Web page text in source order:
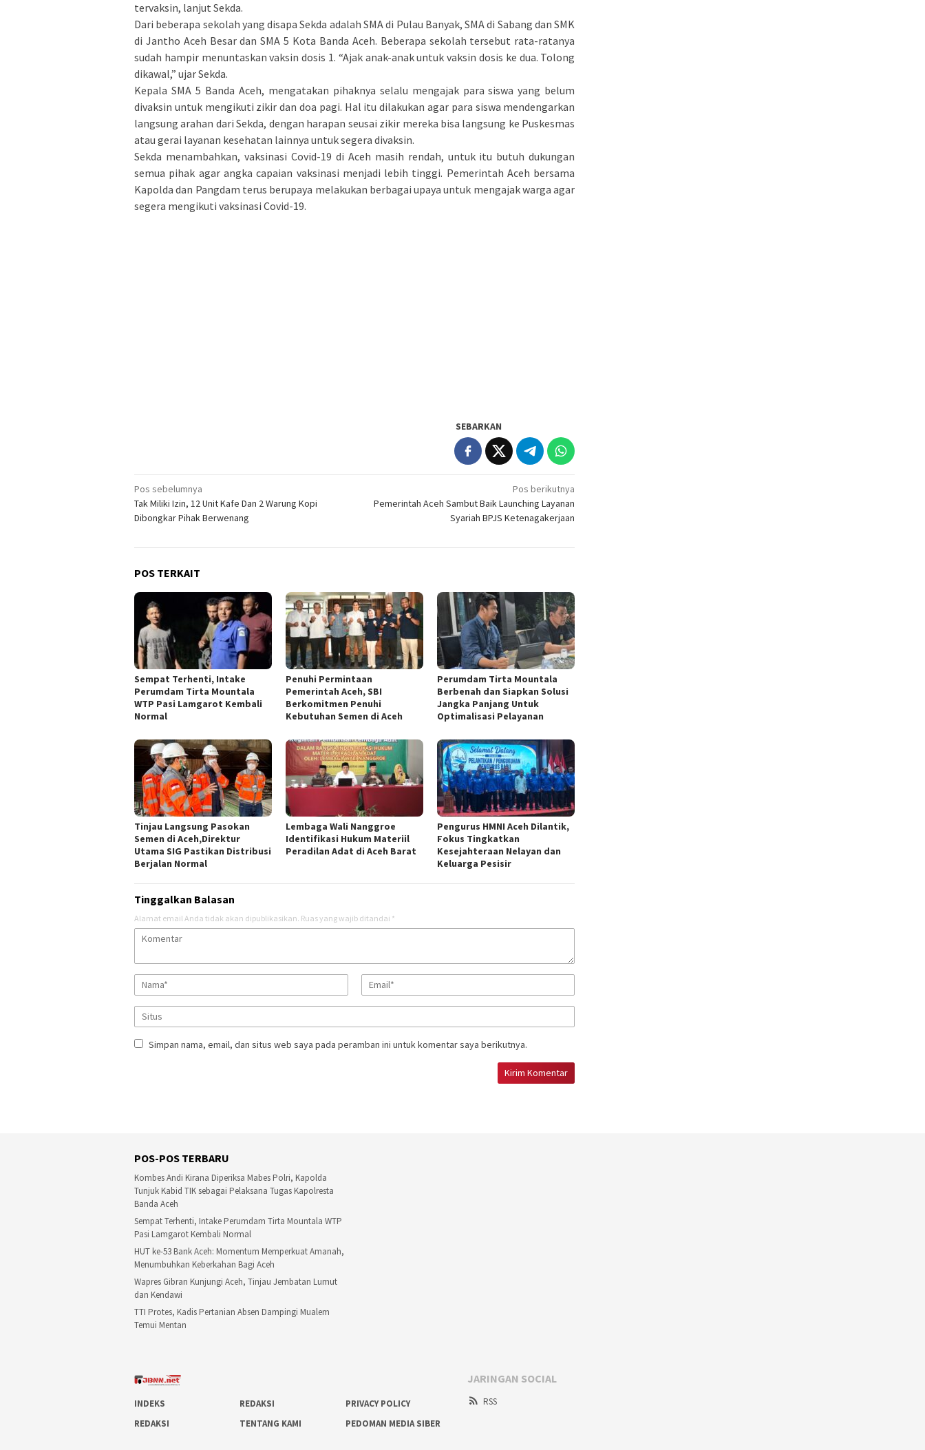
tervaksin, lanjut Sekda.
Dari beberapa sekolah yang disapa Sekda adalah SMA di Pulau Banyak, SMA di Sabang dan SMK
di Jantho Aceh Besar dan SMA 5 Kota Banda Aceh. Beberapa sekolah tersebut rata-ratanya
sudah hampir menuntaskan vaksin dosis 1. “Ajak anak-anak untuk vaksin dosis ke dua. Tolong
dikawal,” ujar Sekda.
Kepala SMA 5 Banda Aceh, mengatakan pihaknya selalu mengajak para siswa yang belum
divaksin untuk mengikuti zikir dan doa pagi. Hal itu dilakukan agar para siswa mendengarkan
langsung arahan dari Sekda, dengan harapan seusai zikir mereka bisa langsung ke Puskesmas
atau gerai layanan kesehatan lainnya untuk segera divaksin.
Sekda menambahkan, vaksinasi Covid-19 di Aceh masih rendah, untuk itu butuh dukungan
semua pihak agar angka capaian vaksinasi menjadi lebih tinggi. Pemerintah Aceh bersama
Kapolda dan Pangdam terus berupaya melakukan berbagai upaya untuk mengajak warga agar
segera mengikuti vaksinasi Covid-19.
SEBARKAN
Navigasi
pos
Pos sebelumnya
Tak Miliki Izin, 12 Unit Kafe Dan 2 Warung Kopi
Dibongkar Pihak Berwenang
Pos berikutnya
Pemerintah Aceh Sambut Baik Launching Layanan
Syariah BPJS Ketenagakerjaan
POS TERKAIT
Sempat Terhenti, Intake
Perumdam Tirta Mountala
WTP Pasi Lamgarot Kembali
Normal
Penuhi Permintaan
Pemerintah Aceh, SBI
Berkomitmen Penuhi
Kebutuhan Semen di Aceh
Perumdam Tirta Mountala
Berbenah dan Siapkan Solusi
Jangka Panjang Untuk
Optimalisasi Pelayanan
Tinjau Langsung Pasokan
Semen di Aceh,Direktur
Utama SIG Pastikan Distribusi
Berjalan Normal
Lembaga Wali Nanggroe
Identifikasi Hukum Materiil
Peradilan Adat di Aceh Barat
Pengurus HMNI Aceh Dilantik,
Fokus Tingkatkan
Kesejahteraan Nelayan dan
Keluarga Pesisir
Tinggalkan Balasan
Alamat email Anda tidak akan dipublikasikan. Ruas yang wajib ditandai *
Simpan nama, email, dan situs web saya pada peramban ini untuk komentar saya berikutnya.
POS-POS TERBARU
Kombes Andi Kirana Diperiksa Mabes Polri, Kapolda
Tunjuk Kabid TIK sebagai Pelaksana Tugas Kapolresta
Banda Aceh
Sempat Terhenti, Intake Perumdam Tirta Mountala WTP
Pasi Lamgarot Kembali Normal
HUT ke-53 Bank Aceh: Momentum Memperkuat Amanah,
Menumbuhkan Keberkahan Bagi Aceh
Wapres Gibran Kunjungi Aceh, Tinjau Jembatan Lumut
dan Kendawi
TTI Protes, Kadis Pertanian Absen Dampingi Mualem
Temui Mentan
INDEKS REDAKSI
PRIVACY POLICY
REDAKSI
TENTANG KAMI PEDOMAN MEDIA SIBER
JARINGAN SOCIAL
RSS